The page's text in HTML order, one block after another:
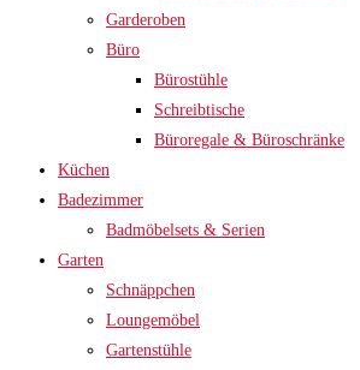
Garderoben
Büro
Bürostühle
Schreibtische
Büroregale & Büroschränke
Küchen
Badezimmer
Badmöbelsets & Serien
Garten
Schnäppchen
Loungemöbel
Gartenstühle